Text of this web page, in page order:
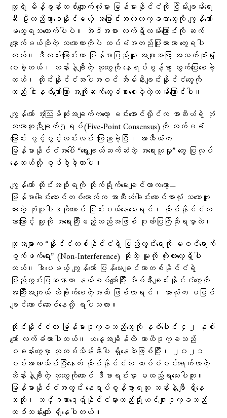
သူ့ရဲ့ မိန့်ခွန်းတစ်လျှောက်လုံးမှာ မြန်မာနိုင်ငံကို ငြိမ်းချမ်းရေး
ဆီ ဦးတည်သွားစေနိုင်မယ့် အပြောင်းအလဲလက္ခဏာတွေကို ကျွန်တော်
မတွေ့ရသလောက်ပါပဲ။ အဲဒီအစား လက်ရှိလမ်းကြောင်းကို ဆက်
လျှောက်မယ်ဆိုတဲ့ သဘောထားကိုပဲ ထပ်မံအတည်ပြုထားတာ တွေ့ရပါ
တယ်။ ဒီလမ်းကြောင်းဟာ မြန်မာပြည်သူ အများအပြား အသက်ဆုံးရှုံး
စေခဲ့တယ်၊ သန်းနဲ့ချီတဲ့ လူတွေကို နေရပ်စွန့်ခွာ ထွက်ပြေးစေခဲ့
တယ်၊ ထိုင်းနိုင်ငံအပါအဝင် အိမ်နီးချင်းနိုင်ငံတွေကို
လည်း ငါးနှစ်ကျော်ကြာ အကျိုးဆက်တွေခံစားစေခဲ့တဲ့လမ်းကြောင်းပါ။
ကျွန်တော် အံ့ဩမိဆုံးအချက်ကတော့ မင်းအောင်လှိုင်က အာဆီယံရဲ့ ဘုံ
သဘောတူညီချက်၅ရပ်(Five-Point Consensus)ကို လက်မခံ
ကြောင်း ပွင့်ပွင့်လင်းလင်း ကြေညာခဲ့ပြီး၊ အာဆီယံက
မြန်မာနိုင်ငံအပေါ် “ရွေးချယ်ဆက်ဆံတဲ့ အရေးယူမှု” တွေ ပြုလုပ်
နေတယ်လို့ စွပ်စွဲခဲ့တာပါ။
ကျွန်တော် ထိုင်းအစိုးရကို တိုက်ရိုက်မေးချင်တာကတော့—
မြန်မာခေါင်းဆောင်တစ်ယောက်က အာဆီယံခေါင်းဆောင်အားလုံး သဘောတူ
ထားတဲ့ ဘုံမူဝါဒကိုတောင် ငြင်းပယ်နေသေးရင်၊ ထိုင်းနိုင်ငံက
ဘာကြောင့် သူ့ကို အရေးကြီးဧည့်သည်အဖြစ် ဂုဏ်ပြုကြိုဆိုရမှာလဲ။
လူအများက “နိုင်ငံတစ်နိုင်ငံရဲ့ ပြည်တွင်းရေးကို မဝင်ရောက်
စွက်ဖက်ရေး” (Non-Interference) ဆိုတဲ့ မူကို ကိုးကားလေ့ရှိပါ
တယ်။ ဒါပေမယ့် ကျွန်တော် ပြန်မေးချင်တာတစ်နိုင်ငံရဲ့
ပြည်တွင်းပြဿနာဟာ နယ်စပ်ကျော်ပြီး အိမ်နီးချင်းနိုင်ငံတွေကို
အကြီးအကျယ် ထိခိုက်စေတဲ့အထိ ဖြစ်လာရင်၊ အားလုံးက မမြင်
ချင်ယောင်ဆောင်နေလို့ ရပါသလား။
ထိုင်းနိုင်ငံဟာ မြန်မာဒုက္ခသည်တွေကို နှစ်ပေါင်း ၄၂ နှစ်
ကျော် လက်ခံထားပါတယ်။ ယနေ့အချိန်ထိ ယာယီဒုက္ခသည်
စခန်းတွေမှာ လူတစ်သိန်းနီးပါး ရှိနေဆဲဖြစ်ပြီး၊ ၂၀၂၁
စစ်အာဏာသိမ်းပြီးနောက် ထိုင်းနိုင်ငံထဲ ထပ်မံဝင်ရောက်လာတဲ့
သိန်းနဲ့ချီတဲ့ လူတွေကိုတောင် ဒီစာရင်းမှာ မထည့်ရသေးပါဘူး။
မြန်မာနိုင်ငံအတွင်း နေရပ်စွန့်ခွာရသူ သန်းနဲ့ချီ ရှိနေ
သလို၊ ဘင်္ဂလားဒေ့ရှ်နိုင်ငံမှာလည်းရိုဟင်ဂျာဒုက္ခသည်
တစ်သန်းကျော် ရှိနေပါတယ်။